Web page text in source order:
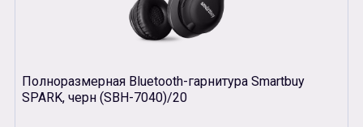
Полноразмерная Bluetooth-гарнитура Smartbuy
SPARK, черн (SBH-7040)/20